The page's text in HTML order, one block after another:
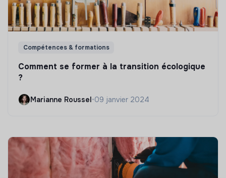
Compétences & formations
Comment se former à la transition écologique
?
Marianne Roussel•09 janvier 2024